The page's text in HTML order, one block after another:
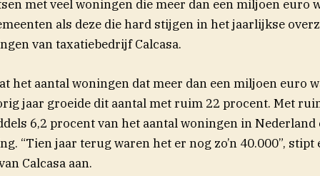
met veel woningen die meer dan een miljoen euro
als deze die hard stijgen in het jaarlijkse
van taxatiebedrijf Calcasa.
het aantal woningen dat meer dan een miljoen euro
jaar groeide dit aantal met ruim 22 procent. Met
6,2 procent van het aantal woningen in Nederland
“Tien jaar terug waren het er nog zo’n 40.000”, stipt
Calcasa aan.